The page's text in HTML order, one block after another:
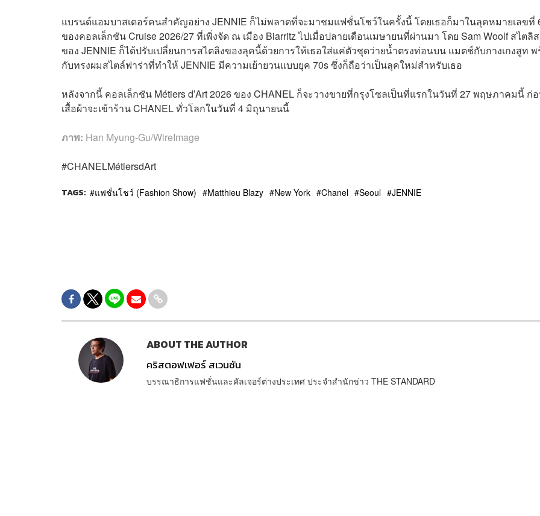
แบรนด์แอมบาสเดอร์คนสำคัญอย่าง JENNIE ก็ไม่พลาดที่จะมาชมแฟชั่นโชว์ในครั้งนี้ โดยเธอก็มาในลุคหมายเลขที่
ของคอลเล็กชัน Cruise 2026/27 ที่เพิ่งจัด ณ เมือง Biarritz ไปเมื่อปลายเดือนเมษายนที่ผ่านมา โดย Sam Woolf สไตลิ
ของ JENNIE ก็ได้ปรับเปลี่ยนการสไตลิงของลุคนี้ด้วยการให้เธอใส่แค่ตัวชุดว่ายน้ำตรงท่อนบน แมตช์กับกางเกงสูท พ
กับทรงผมสไตล์ฟาร่าที่ทำให้ JENNIE มีความเย้ายวนแบบยุค 70s ซึ่งก็ถือว่าเป็นลุคใหม่สำหรับเธอ
หลังจากนี้ คอลเล็กชัน Métiers d’Art 2026 ของ CHANEL ก็จะวางขายที่กรุงโซลเป็นที่แรกในวันที่ 27 พฤษภาคมนี้ ก่
เสื้อผ้าจะเข้าร้าน CHANEL ทั่วโลกในวันที่ 4 มิถุนายนนี้
ภาพ: Han Myung-Gu/WireImage
#CHANELMétiersdArt
TAGS: แฟชั่นโชว์ (Fashion Show) Matthieu Blazy New York Chanel Seoul JENNIE
ABOUT THE AUTHOR
คริสตอฟเฟอร์ สเวนซัน
บรรณาธิการแฟชั่นและคัลเจอร์ต่างประเทศ ประจำสำนักข่าว THE STANDARD